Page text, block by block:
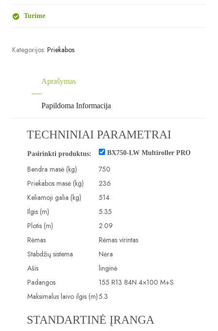
Turime
Kategorijos: Priekabos
Aprašymas
Papildoma Informacija
TECHNINIAI PARAMETRAI
Pasirinkti produktus: BX750-LW Multiroller PRO
Bendra masė (kg)
750
Priekabos masė (kg)
236
Keliamoji galia (kg)
514
Ilgis (m)
5.35
Plotis (m)
2.09
Rėmas
Rėmas virintas
Stabdžių sistema
Nėra
Ašis
linginė
Padangos
155 R13 84N 4×100 M+S
Maksimalus laivo ilgis (m)5.3
STANDARTINĖ ĮRANGA